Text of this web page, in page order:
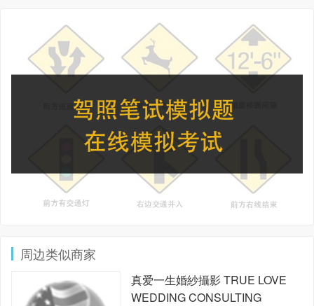
周边类似商家
真爱一生婚紗攝影TRUE LOVE
WEDDING CONSULTING